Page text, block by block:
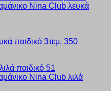
παιδικό 3τεμ. 350